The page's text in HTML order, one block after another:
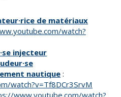
de matériaux
watch?
injecteur
nautique :
watch?v=Tf8DCr3SrvM
www.youtube.com/watch?